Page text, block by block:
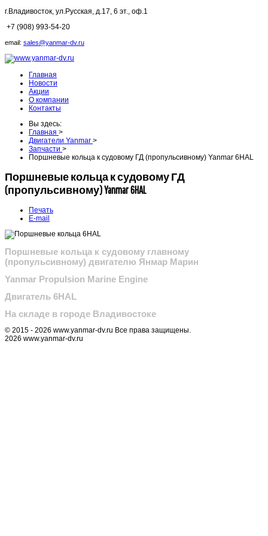
г.Владивосток, ул.Русская, д.17, 6 эт., оф.1
+7 (908) 993-54-20
email: sales@yanmar-dv.ru
Главная
Новости
Акции
О компании
Контакты
Вы здесь:
Главная >
Двигатели Yanmar >
Запчасти >
Поршневые кольца к судовому ГД (пропульсивному) Yanmar 6HAL
Поршневые кольца к судовому ГД
(пропульсивному) Yanmar 6HAL
Печать
E-mail
Поршневые кольца к судовому главному
(пропульсивному) двигателю Янмар Марин
Yanmar Propulsion Marine Engine
Двигатель 6HAL
На складе в городе Владивостоке
© 2015 - 2026 www.yanmar-dv.ru Все права защищены.
2026 www.yanmar-dv.ru